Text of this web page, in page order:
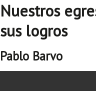
Nuestros
sus logros
Pablo Barvo
Tarifas
Grado